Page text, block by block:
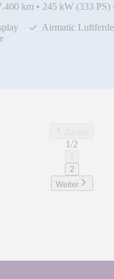
km • 245 kW (333 PS)
Airmatic
1/2
2
Weiter